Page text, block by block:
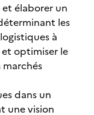
élaborer un
les
à
optimiser le
dans un
une vision